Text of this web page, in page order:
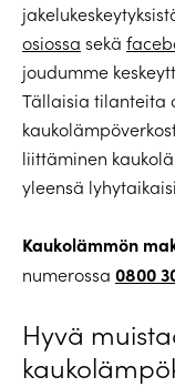
osiossa sekä
joudumme
Tällaisia tilanteita
liittäminen
yleensä
Kaukolämmön
numerossa 0800
Hyvä